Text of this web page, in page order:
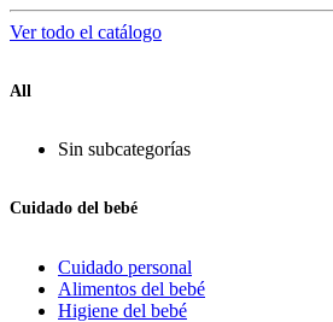
Ver todo el catálogo
All
Sin subcategorías
Cuidado del bebé
Cuidado personal
Alimentos del bebé
Higiene del bebé